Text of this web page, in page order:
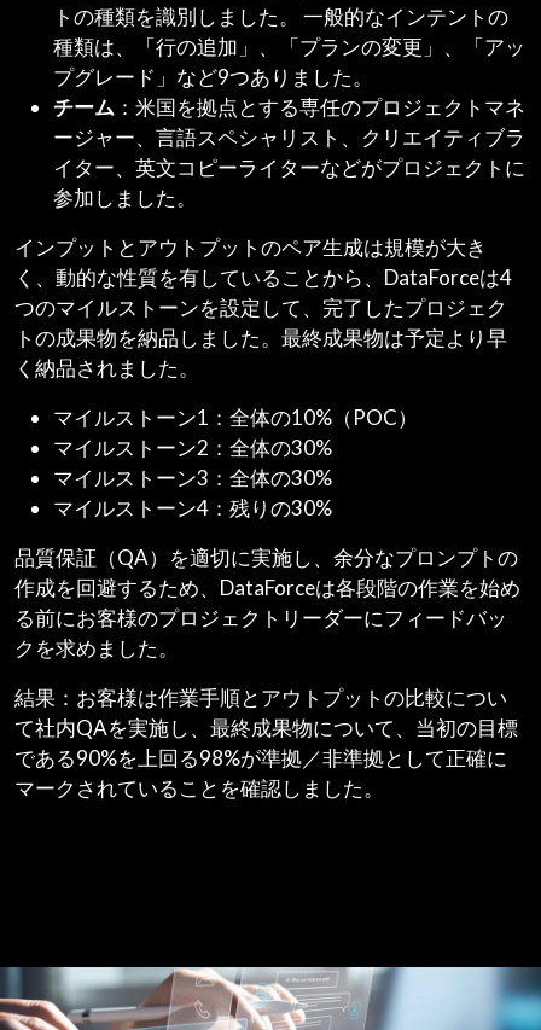
トの種類を識別しました。 一般的なインテントの
種類は、「行の追加」、「プランの変更」、「アッ
プグレード」など9つありました。
チーム ：米国を拠点とする専任のプロジェクトマネ
ージャー、言語スペシャリスト、クリエイティブラ
イター、英文コピーライターなどがプロジェクトに
参加しました。
インプットとアウトプットのペア生成は規模が大き
く、動的な性質を有していることから、DataForceは4
つのマイルストーンを設定して、完了したプロジェク
トの成果物を納品しました。最終成果物は予定より早
く納品されました。
マイルストーン1：全体の10%（POC）
マイルストーン2：全体の30%
マイルストーン3：全体の30%
マイルストーン4：残りの30%
品質保証（QA）を適切に実施し、余分なプロンプトの
作成を回避するため、DataForceは各段階の作業を始め
る前にお客様のプロジェクトリーダーにフィードバッ
クを求めました。
結果：お客様は作業手順とアウトプットの比較につい
て社内QAを実施し、最終成果物について、当初の目標
である90%を上回る98%が準拠／非準拠として正確に
マークされていることを確認しました。